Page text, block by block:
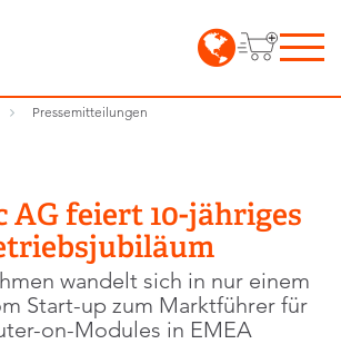
Pressemitteilungen
AG feiert 10-jähriges
wandelt sich in nur einem
Start-up zum Marktführer für
on-Modules in EMEA